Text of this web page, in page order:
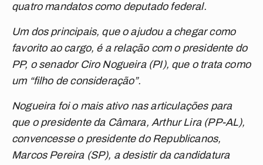
quatro mandatos como deputado federal.
Um dos principais, que o ajudou a chegar como
favorito ao cargo, é a relação com o presidente do
PP, o senador Ciro Nogueira (PI), que o trata como
um “filho de consideração”.
Nogueira foi o mais ativo nas articulações para
que o presidente da Câmara, Arthur Lira (PP-AL),
convencesse o presidente do Republicanos,
Marcos Pereira (SP), a desistir da candidatura